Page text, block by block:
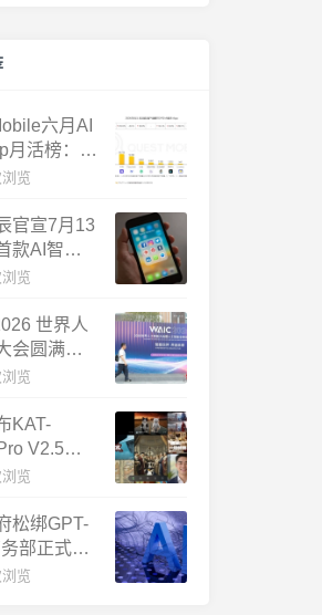
六月AI
月活榜：豆
层第一，
览
官宣7月13
款AI智能
大模型公
览
世界人
会圆满闭
重磅成果
新中心
览
KAT-
V2.5：
到端跑通
览
松绑GPT-
部正式放
本周全
览